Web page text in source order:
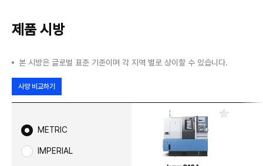
제품 시방
본 시방은 글로벌 표준 기준이며 각 지역 별로 상이할 수 있습니다.
사양 비교하기
METRIC
IMPERIAL